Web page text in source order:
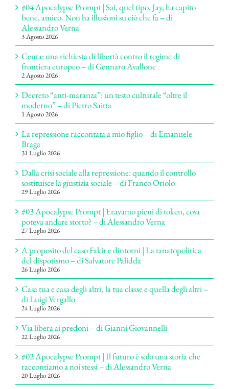
#04 Apocalypse Prompt | Sai, quel tipo, Jay, ha capito
bene, amico. Non ha illusioni su ciò che fa – di
Alessandro Verna
3 Agosto 2026
Ceuta: una richiesta di libertà contro il regime di
frontiera europeo – di Gennaro Avallone
2 Agosto 2026
Decreto “anti-maranza”: un testo culturale “oltre il
moderno” – di Pietro Saitta
1 Agosto 2026
La repressione raccontata a mio figlio – di Emanuele
Braga
31 Luglio 2026
Dalla crisi sociale alla repressione: quando il controllo
sostituisce la giustizia sociale – di Franco Oriolo
29 Luglio 2026
#03 Apocalypse Prompt | Eravamo pieni di token, cosa
poteva andare storto? – di Alessandro Verna
27 Luglio 2026
A proposito del caso Fakir e dintorni | La tanatopolitica
del dispotismo – di Salvatore Palidda
26 Luglio 2026
Casa tua e casa degli altri, la tua classe e quella degli altri –
di Luigi Vergallo
24 Luglio 2026
Via libera ai predoni – di Gianni Giovannelli
22 Luglio 2026
#02 Apocalypse Prompt | Il futuro è solo una storia che
raccontiamo a noi stessi – di Alessandro Verna
20 Luglio 2026